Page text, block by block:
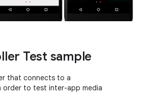
Test sample
that connects to a
order to test inter-app media